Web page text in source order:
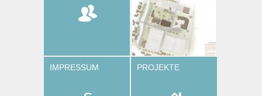
IMPRESSUM PROJEKTE